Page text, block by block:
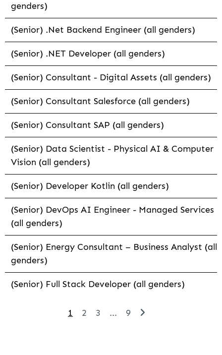
genders)
(Senior) .Net Backend Engineer (all genders)
(Senior) .NET Developer (all genders)
(Senior) Consultant - Digital Assets (all genders)
(Senior) Consultant Salesforce (all genders)
(Senior) Consultant SAP (all genders)
(Senior) Data Scientist - Physical AI & Computer
Vision (all genders)
(Senior) Developer Kotlin (all genders)
(Senior) DevOps AI Engineer - Managed Services
(all genders)
(Senior) Energy Consultant – Business Analyst (all
genders)
(Senior) Full Stack Developer (all genders)
1 2 3 ... 9